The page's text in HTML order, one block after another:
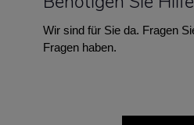
Wir sind für Sie da. Fragen
Fragen haben.